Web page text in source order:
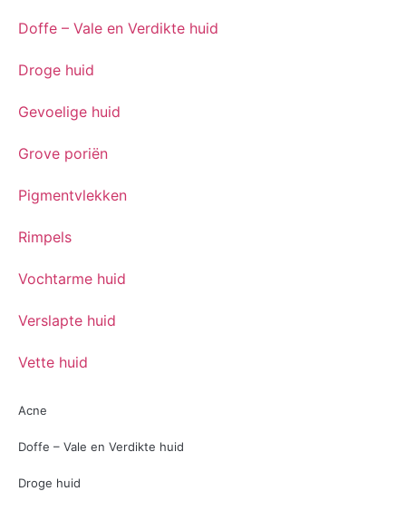
Doffe – Vale en Verdikte huid
Droge huid
Gevoelige huid
Grove poriën
Pigmentvlekken
Rimpels
Vochtarme huid
Verslapte huid
Vette huid
Acne
Doffe – Vale en Verdikte huid
Droge huid